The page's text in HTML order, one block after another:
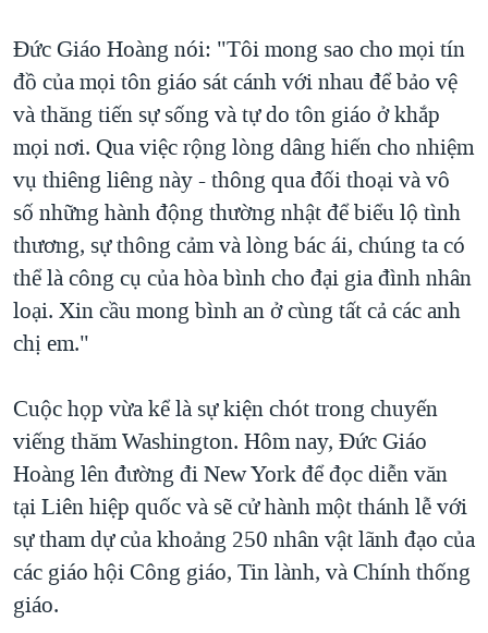
Đức Giáo Hoàng nói: "Tôi mong sao cho mọi tín
đồ của mọi tôn giáo sát cánh với nhau để bảo vệ
và thăng tiến sự sống và tự do tôn giáo ở khắp
mọi nơi. Qua việc rộng lòng dâng hiến cho nhiệm
vụ thiêng liêng này - thông qua đối thoại và vô
số những hành động thường nhật để biểu lộ tình
thương, sự thông cảm và lòng bác ái, chúng ta có
thể là công cụ của hòa bình cho đại gia đình nhân
loại. Xin cầu mong bình an ở cùng tất cả các anh
chị em."
Cuộc họp vừa kể là sự kiện chót trong chuyến
viếng thăm Washington. Hôm nay, Đức Giáo
Hoàng lên đường đi New York để đọc diễn văn
tại Liên hiệp quốc và sẽ cử hành một thánh lễ với
sự tham dự của khoảng 250 nhân vật lãnh đạo của
các giáo hội Công giáo, Tin lành, và Chính thống
giáo.